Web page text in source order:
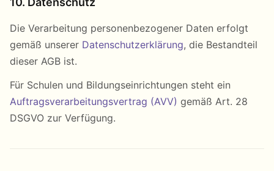
Die Verarbeitung personenbezogener Daten erfolgt
gemäß unserer Datenschutzerklärung, die Bestandteil
dieser AGB ist.
Für Schulen und Bildungseinrichtungen steht ein
Auftragsverarbeitungsvertrag (AVV) gemäß Art. 28
DSGVO zur Verfügung.